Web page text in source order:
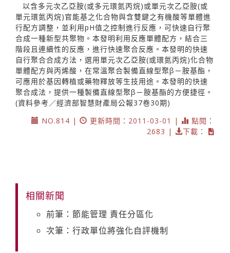
以含多元次乙亞胺(或多元環氮丙烷)或單元次乙亞胺(或
單元環氮丙烷)官能基之化合物與含雙鍵之有機酸等單體進
行配方調整，並利用pH值之控制進行反應，可快速自行聚
合成一種新型共聚物。本發明利用反應單體配方，結合三
階段且連續性的反應，進行快速聚合反應。本發明的快速
自行聚合合成方法，選用單元次乙亞胺(或環氮丙烷)化合物
單體配方與丙烯酸，在常溫聚合製備直線型聚β－胺基酯，
可應用於基因轉植或藥物釋放等生技用途。本發明的快速
聚合成法，提供一種製備直線型聚β－胺基酯的方便捷徑。
(資料參考／經濟部智慧財產局公報37卷30期)
NO.814 |
更新時間：2011-03-01 |
點閱：
2683 |
下載：
相關新聞
前筆：節能管理 責任分區化
次筆：行政單位將強化自評機制